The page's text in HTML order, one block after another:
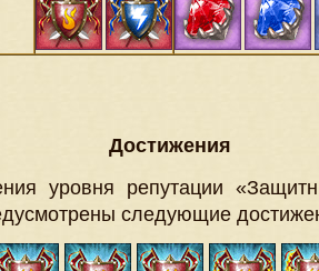
Достижения
уровня репутации
следующие